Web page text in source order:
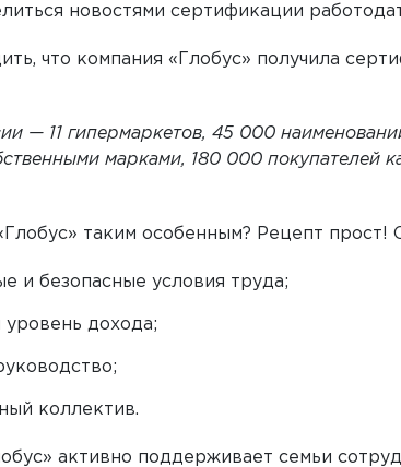
новостями сертификации
что компания «Глобус» получила
— 11 гипермаркетов, 45 000
марками, 180 000 покупателей
таким особенным? Рецепт прост!
и безопасные условия труда;
дохода;
коллектив.
активно поддерживает семьи